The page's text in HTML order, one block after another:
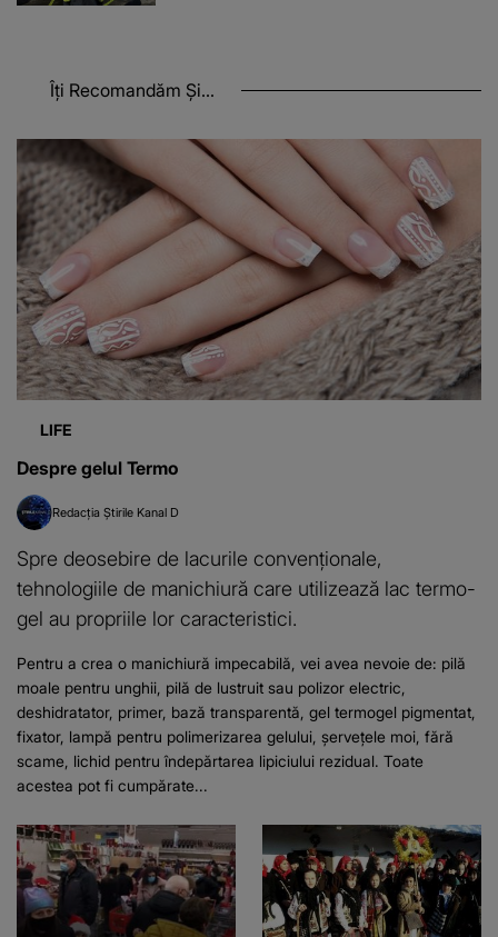
Îți Recomandăm Și...
LIFE
Despre gelul Termo
Redacția Știrile Kanal D
Spre deosebire de lacurile convenționale,
tehnologiile de manichiură care utilizează lac termo-
gel au propriile lor caracteristici.
Pentru a crea o manichiură impecabilă, vei avea nevoie de: pilă
moale pentru unghii, pilă de lustruit sau polizor electric,
deshidratator, primer, bază transparentă, gel termogel pigmentat,
fixator, lampă pentru polimerizarea gelului, șervețele moi, fără
scame, lichid pentru îndepărtarea lipiciului rezidual. Toate
acestea pot fi cumpărate...